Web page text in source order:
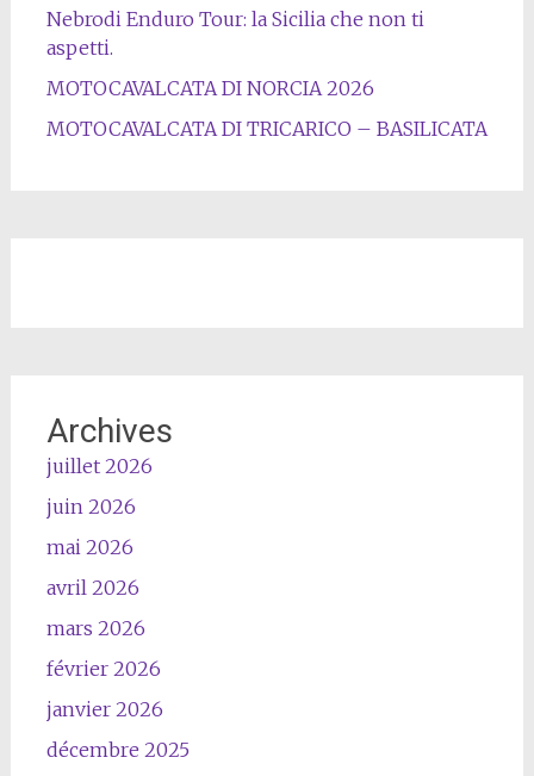
Nebrodi Enduro Tour: la Sicilia che non ti
aspetti.
MOTOCAVALCATA DI NORCIA 2026
MOTOCAVALCATA DI TRICARICO – BASILICATA
Archives
juillet 2026
juin 2026
mai 2026
avril 2026
mars 2026
février 2026
janvier 2026
décembre 2025